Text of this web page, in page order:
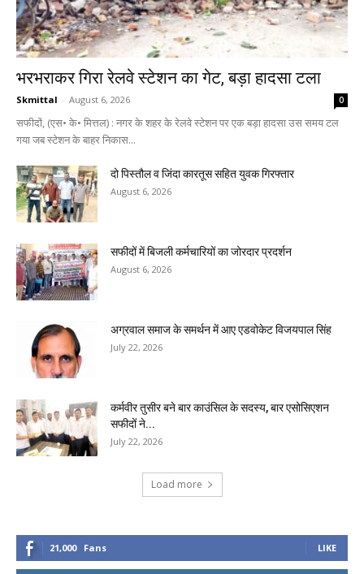
भरभराकर गिरा रेलवे स्टेशन का गेट, बड़ा हादसा टला
Skmittal - August 6, 2026 0
सफीदों, (एस• के• मित्तल) : नगर के शहर के रेलवे स्टेशन पर एक बड़ा हादसा उस समय टल
गया जब स्टेशन के बाहर निकास...
दो पिस्तौल व जिंदा कारतूस सहित युवक गिरफ्तार
August 6, 2026
सफीदों में बिजली कर्मचारियों का जोरदार प्रदर्शन
August 6, 2026
अग्रवाल समाज के समर्थन में आए एडवोकेट विजयपाल सिंह
July 22, 2026
कर्मवीर तुसीर बने बार काउंसिल के सदस्य, बार एसोसिएशन
सफीदों ने...
July 22, 2026
Load more
21,000 Fans LIKE